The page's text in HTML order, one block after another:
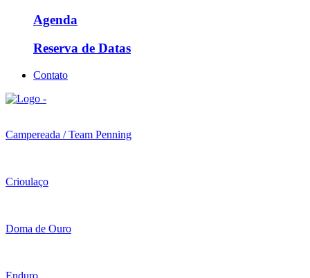
Agenda
Reserva de Datas
Contato
Campereada / Team Penning
Crioulaço
Doma de Ouro
Enduro